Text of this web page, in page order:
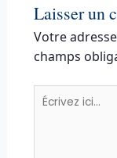
Laisser un
Votre
champs
Écrivez